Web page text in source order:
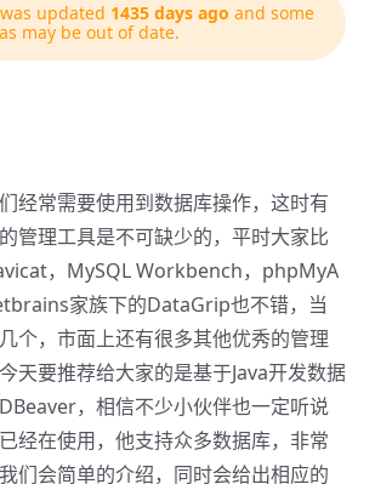
updated 1435 days ago and some
may be out of date.
经常需要使用到数据库操作，这时有
管理工具是不可缺少的，平时大家比
，MySQL Workbench，phpMyA
家族下的DataGrip也不错，当
个，市面上还有很多其他优秀的管理
天要推荐给大家的是基于Java开发数据
，相信不少小伙伴也一定听说
经在使用，他支持众多数据库，非常
们会简单的介绍，同时会给出相应的